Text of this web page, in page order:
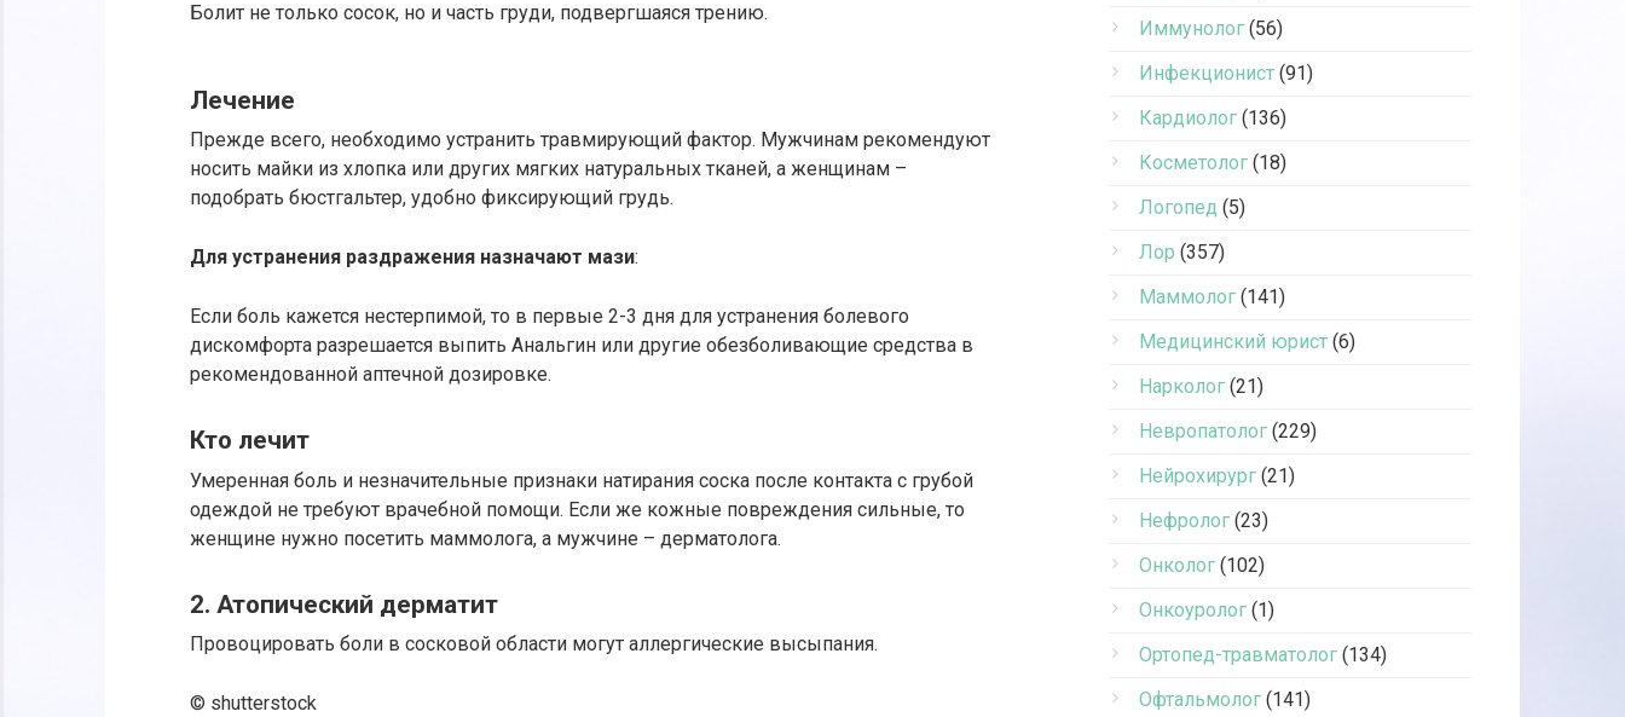
Болит не только сосок, но и часть груди, подвергшаяся трению.
Лечение
Прежде всего, необходимо устранить травмирующий фактор. Мужчинам рекомендуют
носить майки из хлопка или других мягких натуральных тканей, а женщинам –
подобрать бюстгальтер, удобно фиксирующий грудь.
Для устранения раздражения назначают мази:
Если боль кажется нестерпимой, то в первые 2-3 дня для устранения болевого
дискомфорта разрешается выпить Анальгин или другие обезболивающие средства в
рекомендованной аптечной дозировке.
Кто лечит
Умеренная боль и незначительные признаки натирания соска после контакта с грубой
одеждой не требуют врачебной помощи. Если же кожные повреждения сильные, то
женщине нужно посетить маммолога, а мужчине – дерматолога.
2. Атопический дерматит
Провоцировать боли в сосковой области могут аллергические высыпания.
© shutterstock
Иммунолог (56)
Инфекционист (91)
Кардиолог (136)
Косметолог (18)
Логопед (5)
Лор (357)
Маммолог (141)
Медицинский юрист (6)
Нарколог (21)
Невропатолог (229)
Нейрохирург (21)
Нефролог (23)
Онколог (102)
Онкоуролог (1)
Ортопед-травматолог (134)
Офтальмолог (141)